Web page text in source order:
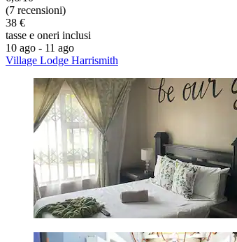
(7 recensioni)
38 €
tasse e oneri inclusi
10 ago - 11 ago
Village Lodge Harrismith